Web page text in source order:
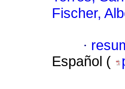
Fischer,
·
Español (